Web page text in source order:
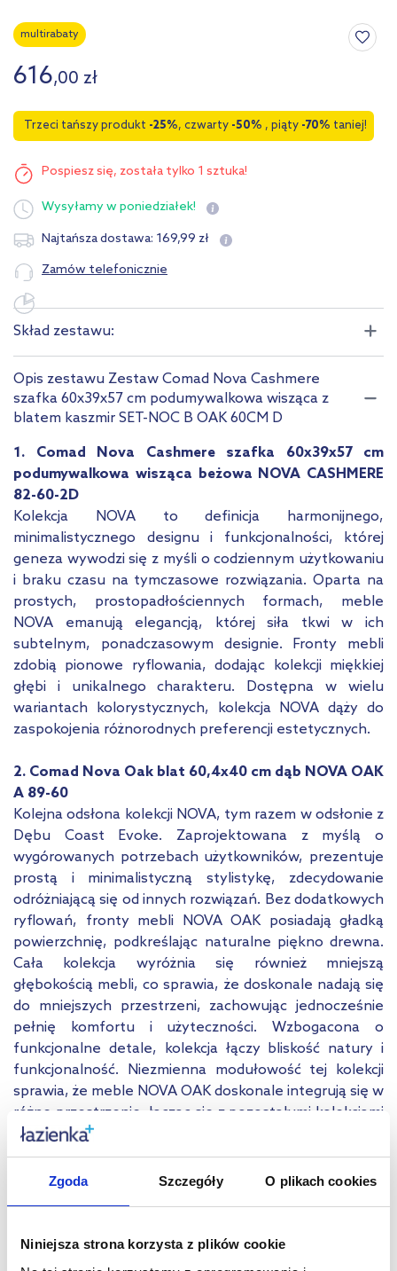
Zgoda Szczegóły O plikach cookies
Niniejsza strona korzysta z plików cookie
multirabaty
616,00 zł
Trzeci tańszy produkt -25%, czwarty -50% , piąty -70% taniej!
Pospiesz się, została tylko 1 sztuka!
Wysyłamyw poniedziałek!
Najtańsza dostawa: 169,99 zł
Zamów telefonicznie
Skład zestawu:
Opis zestawu Zestaw Comad Nova Cashmere
szafka 60x39x57 cm podumywalkowa wisząca z
blatem kaszmir SET-NOC B OAK 60CM D
1. Comad Nova Cashmere szafka 60x39x57 cm
podumywalkowa wisząca beżowa NOVA CASHMERE
82-60-2D
Kolekcja NOVA to definicja harmonijnego,
minimalistycznego designu i funkcjonalności, której
geneza wywodzi się z myśli o codziennym użytkowaniu
i braku czasu na tymczasowe rozwiązania. Oparta na
prostych, prostopadłościennych formach, meble
NOVA emanują elegancją, której siła tkwi w ich
subtelnym, ponadczasowym designie. Fronty mebli
zdobią pionowe ryflowania, dodając kolekcji miękkiej
głębi i unikalnego charakteru. Dostępna w wielu
wariantach kolorystycznych, kolekcja NOVA dąży do
zaspokojenia różnorodnych preferencji estetycznych.
2. Comad Nova Oak blat 60,4x40 cm dąb NOVA OAK
A 89-60
Kolejna odsłona kolekcji NOVA, tym razem w odsłonie z
Dębu Coast Evoke. Zaprojektowana z myślą o
wygórowanych potrzebach użytkowników, prezentuje
prostą i minimalistyczną stylistykę, zdecydowanie
odróżniającą się od innych rozwiązań. Bez dodatkowych
ryflowań, fronty mebli NOVA OAK posiadają gładką
powierzchnię, podkreślając naturalne piękno drewna.
Cała kolekcja wyróżnia się również mniejszą
głębokością mebli, co sprawia, że doskonale nadają się
do mniejszych przestrzeni, zachowując jednocześnie
pełnię komfortu i użyteczności. Wzbogacona o
funkcjonalne detale, kolekcja łączy bliskość natury i
funkcjonalność. Niezmienna modułowość tej kolekcji
sprawia, że meble NOVA OAK doskonale integrują się w
różne przestrzenie, łącząc się z pozostałymi kolekcjami
NOVA i LINE REED GREEN, umożliwiając elastyczne
dostosowanie do indywidualnych potrzeb.
Dane techniczne
Seria Nova Cashmere